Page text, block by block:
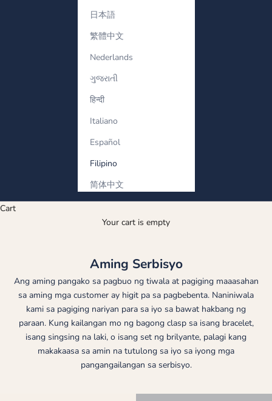
日本語
繁體中文
Nederlands
ગુજરાતી
हिन्दी
Italiano
Español
Filipino
简体中文
Cart
Your cart is empty
Aming Serbisyo
Ang aming pangako sa pagbuo ng tiwala at pagiging maaasahan
sa aming mga customer ay higit pa sa pagbebenta. Naniniwala
kami sa pagiging nariyan para sa iyo sa bawat hakbang ng
paraan. Kung kailangan mo ng bagong clasp sa isang bracelet,
isang singsing na laki, o isang set ng brilyante, palagi kang
makakaasa sa amin na tutulong sa iyo sa iyong mga
pangangailangan sa serbisyo.